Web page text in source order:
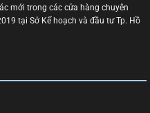
mới trong các cửa hàng chuyên
tại Sở Kế hoạch và đầu tư Tp. Hồ